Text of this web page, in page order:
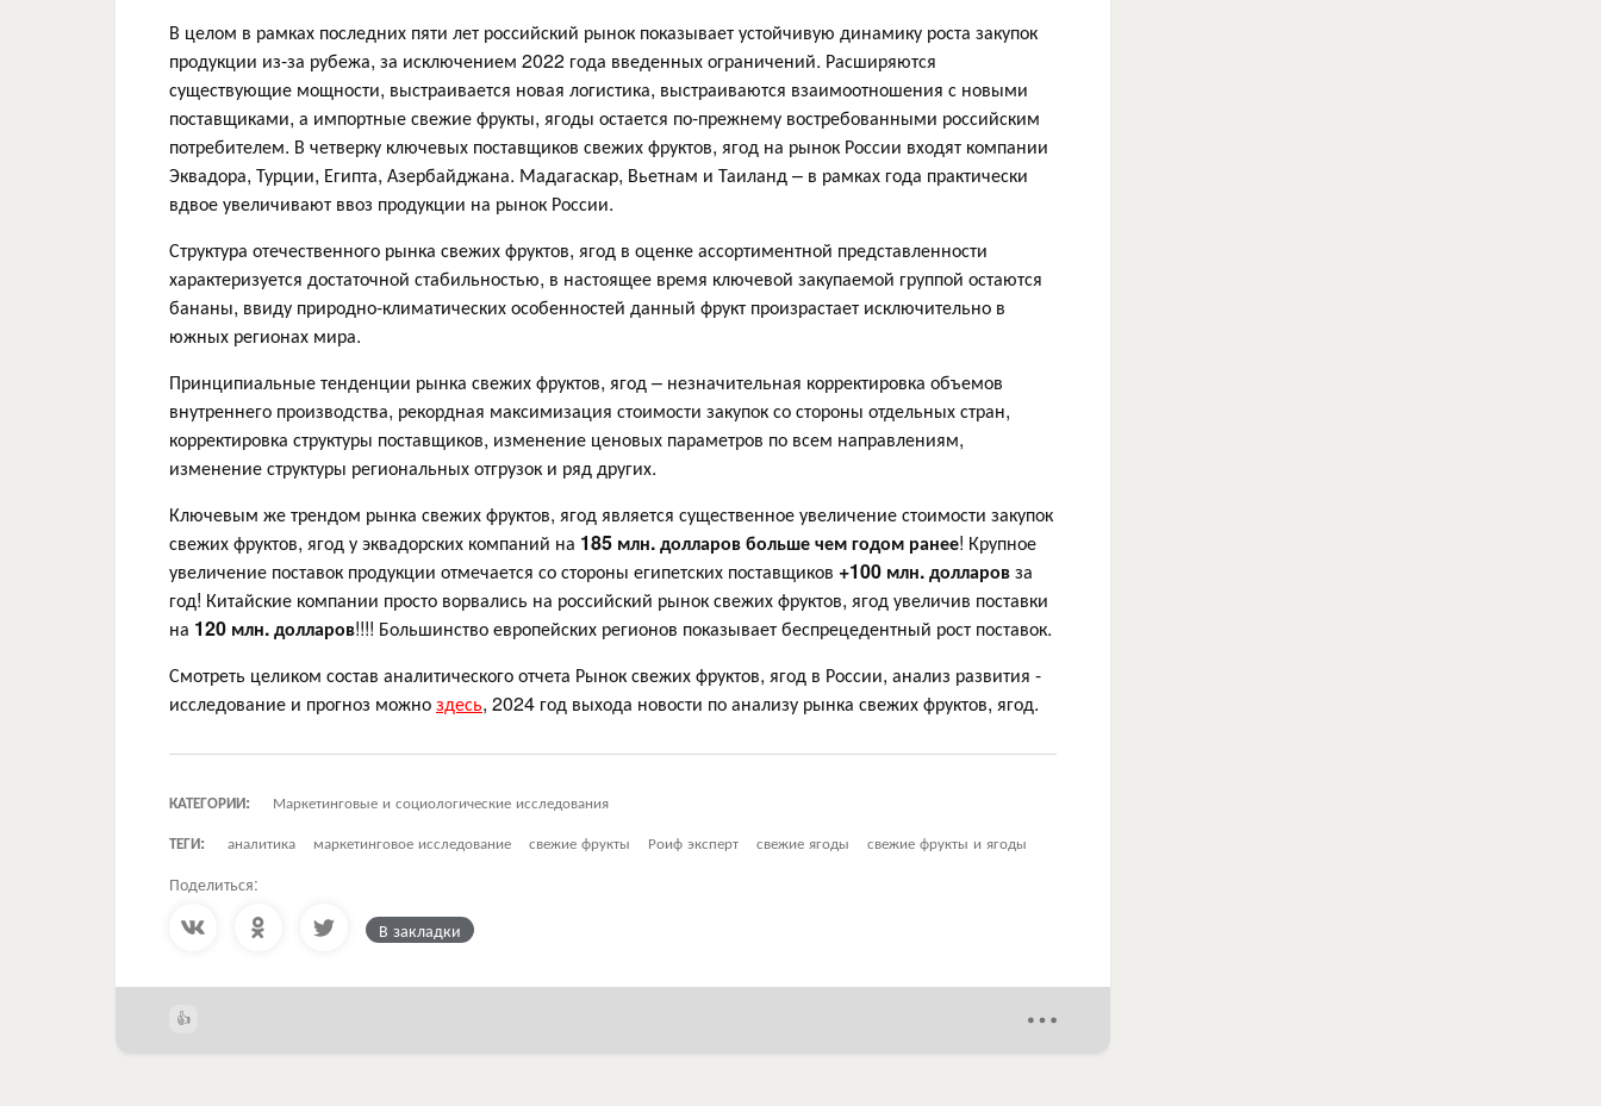
В целом в рамках последних пяти лет российский рынок показывает устойчивую динамику роста закупок
продукции из-за рубежа, за исключением 2022 года введенных ограничений. Расширяются
существующие мощности, выстраивается новая логистика, выстраиваются взаимоотношения с новыми
поставщиками, а импортные свежие фрукты, ягоды остается по-прежнему востребованными российским
потребителем. В четверку ключевых поставщиков свежих фруктов, ягод на рынок России входят компании
Эквадора, Турции, Египта, Азербайджана. Мадагаскар, Вьетнам и Таиланд – в рамках года практически
вдвое увеличивают ввоз продукции на рынок России.
Структура отечественного рынка свежих фруктов, ягод в оценке ассортиментной представленности
характеризуется достаточной стабильностью, в настоящее время ключевой закупаемой группой остаются
бананы, ввиду природно-климатических особенностей данный фрукт произрастает исключительно в
южных регионах мира.
Принципиальные тенденции рынка свежих фруктов, ягод – незначительная корректировка объемов
внутреннего производства, рекордная максимизация стоимости закупок со стороны отдельных стран,
корректировка структуры поставщиков, изменение ценовых параметров по всем направлениям,
изменение структуры региональных отгрузок и ряд других.
Ключевым же трендом рынка свежих фруктов, ягод является существенное увеличение стоимости закупок
свежих фруктов, ягод у эквадорских компаний на 185 млн. долларов больше чем годом ранее! Крупное
увеличение поставок продукции отмечается со стороны египетских поставщиков +100 млн. долларовза
год! Китайские компании просто ворвались на российский рынок свежих фруктов, ягод увеличив поставки
на 120 млн. долларов!!!! Большинство европейских регионов показывает беспрецедентный рост поставок.
Смотреть целиком состав аналитического отчета Рынок свежих фруктов, ягод в России, анализ развития -
исследование и прогноз можноздесь, 2024 год выхода новости по анализу рынка свежих фруктов, ягод.
КАТЕГОРИИ:
Маркетинговые и социологические исследования
ТЕГИ:
аналитика маркетинговое исследование свежие фрукты Роиф эксперт свежие ягоды свежие фрукты и ягоды
Поделиться:
В закладки